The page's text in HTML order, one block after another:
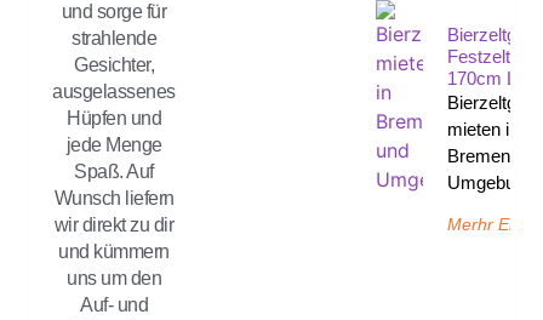
und sorge für
strahlende
Gesichter,
ausgelassenes
Hüpfen und
jede Menge
Spaß. Auf
Wunsch liefern
wir direkt zu dir
und kümmern
uns um den
Auf- und
170cm
mieten in
Bremen und
Umgebung
Merhr